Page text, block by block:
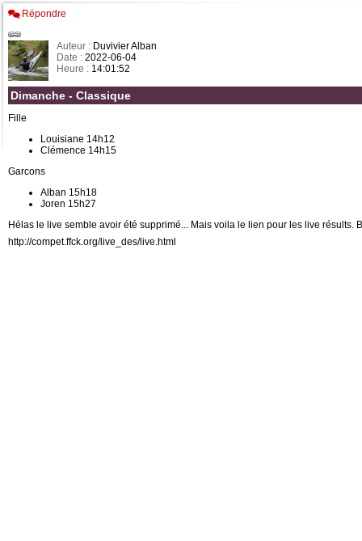
Répondre
Auteur : Duvivier Alban
Date : 2022-06-04
Heure : 14:01:52
Dimanche - Classique
Fille
Louisiane 14h12
Clémence 14h15
Garcons
Alban 15h18
Joren 15h27
Hélas le live semble avoir été supprimé... Mais voila le lien pour les live résults.
http://compet.ffck.org/live_des/live.html